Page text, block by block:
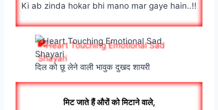
Ki ab zinda hokar bhi mano mar gaye hain..!!
दिल को छू लेने वाली भावुक दुखद शायरी
मिट जाते हैं औरों को मिटाने वाले,